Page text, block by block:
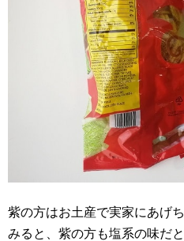
紫の方はお土産で実家にあげ
みると、紫の方も塩系の味だと